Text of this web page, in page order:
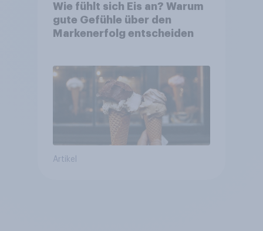
Wie fühlt sich Eis an? Warum
gute Gefühle über den
Markenerfolg entscheiden
Artikel